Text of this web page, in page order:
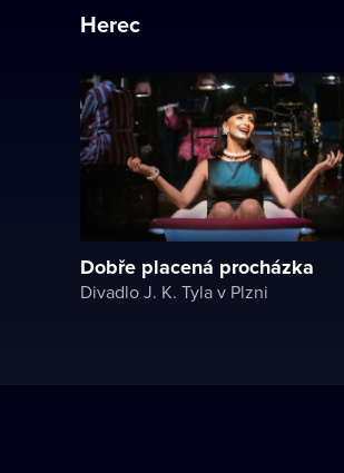
Herec
Dobře placená procházka
Divadlo J. K. Tyla v Plzni